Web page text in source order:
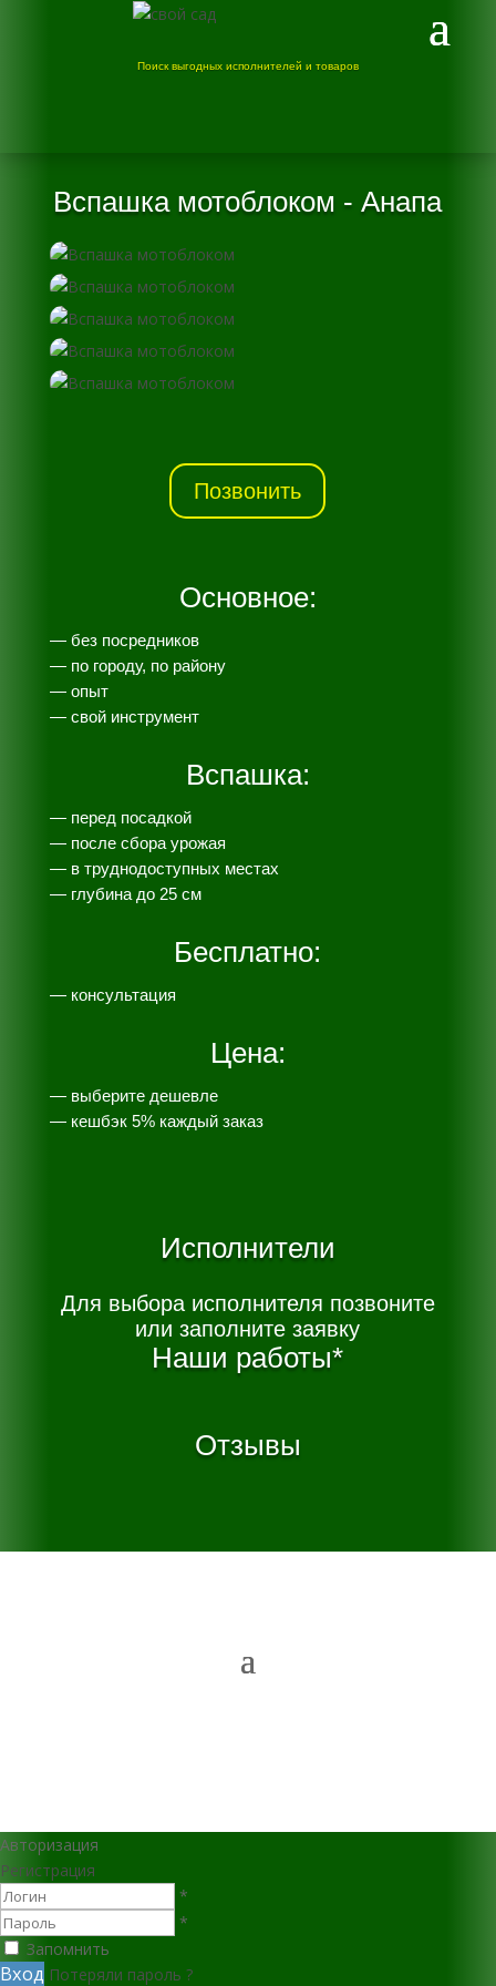
Поиск выгодных исполнителей и товаров
Вспашка мотоблоком - Анапа
Позвонить
Основное:
— без посредников
— по городу, по району
— опыт
— свой инструмент
Вспашка:
— перед посадкой
— после сбора урожая
— в труднодоступных местах
— глубина до 25 см
Бесплатно:
— консультация
Цена:
— выберите дешевле
— кешбэк 5% каждый заказ
Исполнители
Для выбора исполнителя позвоните
или заполните заявку
Наши работы*
Отзывы
Авторизация
Регистрация
*
*
Запомнить
Вход Потеряли пароль ?